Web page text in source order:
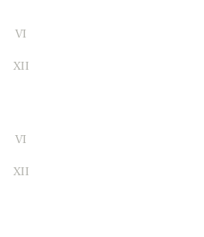
VI
XII
VI
XII